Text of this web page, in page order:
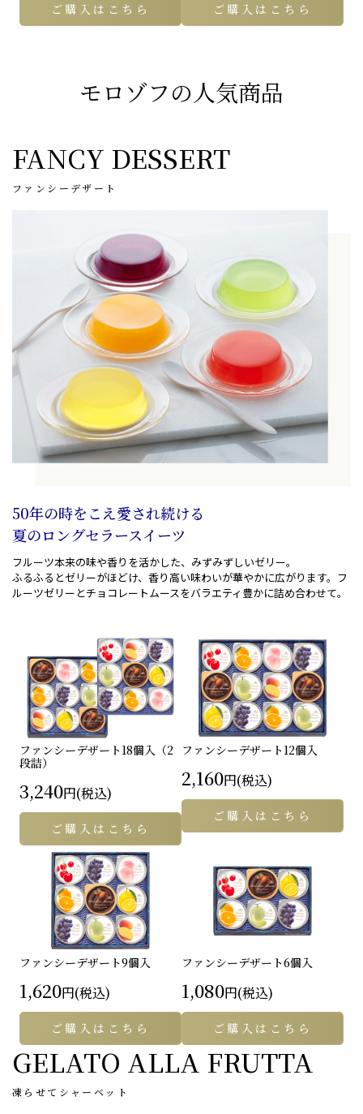
ご購入はこちら ご購入はこちら
モロゾフの人気商品
FANCY DESSERT
ファンシーデザート
50年の時をこえ愛され続ける
夏のロングセラースイーツ
フルーツ本来の味や香りを活かした、みずみずしいゼリー。
ふるふるとゼリーがほどけ、香り高い味わいが華やかに広がります。フ
ルーツゼリーとチョコレートムースをバラエティ豊かに詰め合わせて。
ファンシーデザート 18個入（2
段詰）
3,240円(税込)
ご購入はこちら
ファンシーデザート 12個入
2,160円(税込)
ご購入はこちら
ファンシーデザート9個入
1,620円(税込)
ご購入はこちら
ファンシーデザート6個入
1,080円(税込)
ご購入はこちら
GELATO ALLA FRUTTA
凍らせてシャーベット